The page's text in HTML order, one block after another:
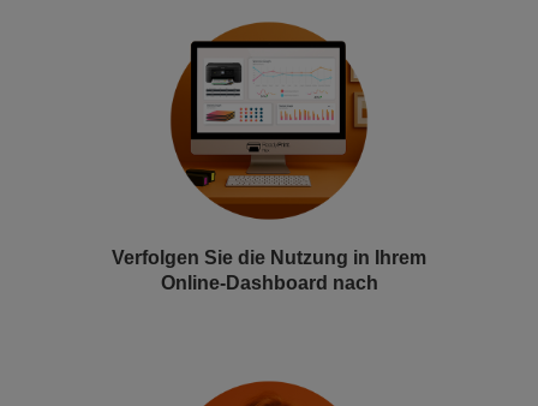
Verfolgen Sie die Nutzung in Ihrem
Online-Dashboard nach